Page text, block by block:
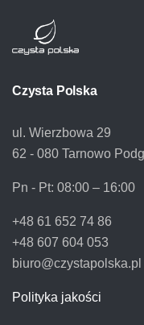
Czysta Polska
ul. Wierzbowa 29
62 - 080 Tarnowo
Pn - Pt: 08:00 – 16:00
+48 61 652 74 86
+48 607 604 053
biuro@czystapolska.pl
Polityka jakości